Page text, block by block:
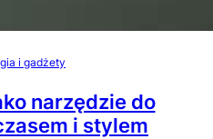
i gadżety
narzędzie do
i stylem